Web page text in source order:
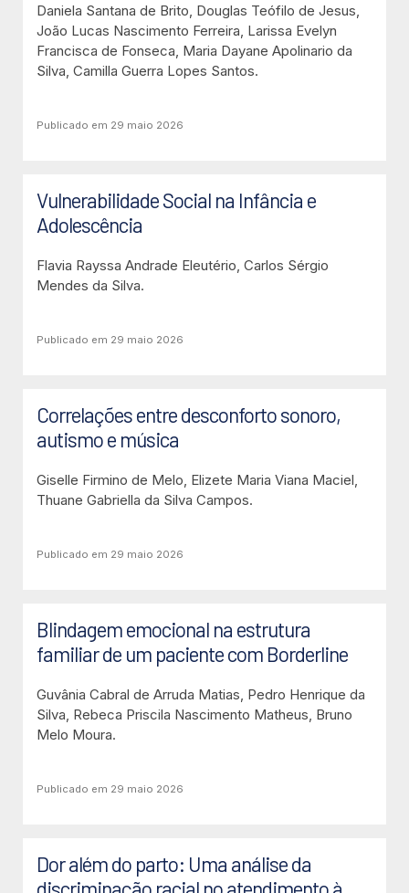
Daniela Santana de Brito, Douglas Teófilo de Jesus,
João Lucas Nascimento Ferreira, Larissa Evelyn
Francisca de Fonseca, Maria Dayane Apolinario da
Silva, Camilla Guerra Lopes Santos.
Publicado em 29 maio 2026
Vulnerabilidade Social na Infância e
Adolescência
Flavia Rayssa Andrade Eleutério, Carlos Sérgio
Mendes da Silva.
Publicado em 29 maio 2026
Correlações entre desconforto sonoro,
autismo e música
Giselle Firmino de Melo, Elizete Maria Viana Maciel,
Thuane Gabriella da Silva Campos.
Publicado em 29 maio 2026
Blindagem emocional na estrutura
familiar de um paciente com Borderline
Guvânia Cabral de Arruda Matias, Pedro Henrique da
Silva, Rebeca Priscila Nascimento Matheus, Bruno
Melo Moura.
Publicado em 29 maio 2026
Dor além do parto: Uma análise da